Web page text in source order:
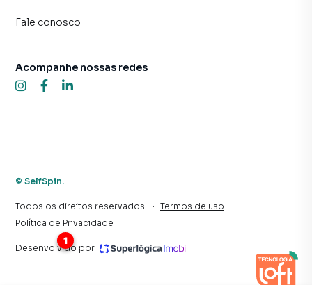
Fale conosco
Acompanhe nossas redes
© SelfSpin.
Todos os direitos reservados. · Termos de uso
·
Política de Privacidade
Desenvolvido por